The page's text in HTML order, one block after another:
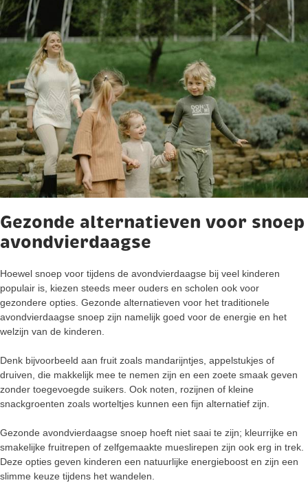
Gezonde alternatieven voor snoep
avondvierdaagse
Hoewel snoep voor tijdens de avondvierdaagse bij veel kinderen
populair is, kiezen steeds meer ouders en scholen ook voor
gezondere opties. Gezonde alternatieven voor het traditionele
avondvierdaagse snoep zijn namelijk goed voor de energie en het
welzijn van de kinderen.
Denk bijvoorbeeld aan fruit zoals mandarijntjes, appelstukjes of
druiven, die makkelijk mee te nemen zijn en een zoete smaak geven
zonder toegevoegde suikers. Ook noten, rozijnen of kleine
snackgroenten zoals worteltjes kunnen een fijn alternatief zijn.
Gezonde avondvierdaagse snoep hoeft niet saai te zijn; kleurrijke en
smakelijke fruitrepen of zelfgemaakte mueslirepen zijn ook erg in trek.
Deze opties geven kinderen een natuurlijke energieboost en zijn een
slimme keuze tijdens het wandelen.